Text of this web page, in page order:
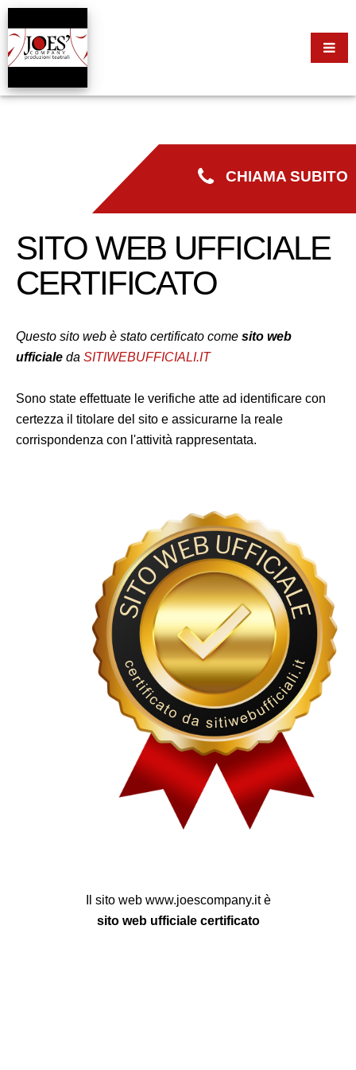
CHIAMA SUBITO
SITO WEB UFFICIALE
CERTIFICATO
Questo sito web è stato certificato come sito web
ufficiale da SITIWEBUFFICIALI.IT
Sono state effettuate le verifiche atte ad identificare con
certezza il titolare del sito e assicurarne la reale
corrispondenza con l'attività rappresentata.
Il sito web www.joescompany.it è
sito web ufficiale certificato